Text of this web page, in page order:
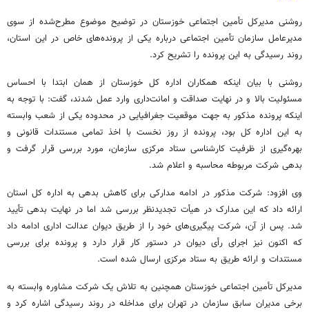
روشنی مدیرکل تأمین اجتماعی خوزستان در توضیح موضوع مطرح‌شده از سوی
مدیرعامل سازمان تأمین اجتماعی درباره یکی از پرونده‌های خاص در این استان،
روند رسیدگی به این پرونده را تشریح کرد.
روشنی با بیان اینکه همکاران اداره کل خوزستان از همان ابتدا با احساس
مسئولیت بالا و در نهایت صداقت و امانت‌داری وارد عمل شدند، گفت: با توجه به
اینکه پرونده مذکور به جهت موقعیت جغرافیایی در محدوده یکی از شعب وابسته
به این اداره کل بود، پرونده از روز نخست با اخذ تمامی مستندات قانونی و
بهره‌گیری از ظرفیت کارشناسی ستاد مرکزی سازمان، مورد بررسی قرار گرفت و
بدهی شرکت مربوطه محاسبه و اعلام شد.
وی افزود: شرکت مذکور در ادامه مدارکی برای کاهش بدهی به اداره کل استان
ارائه داد که این مدارک در هیأت تجدیدنظر بررسی شد اما در نهایت بدهی تأیید
شد. پس از آن، شرکت پیگیری‌های خود را از طریق دیوان عدالت اداری ادامه داد
که اکنون نیز اجرای رأی دیوان در دستور کار قرار دارد و پرونده برای بررسی
مستندات و ارائه طریق به ستاد مرکزی ارسال شده است.
مدیرکل تأمین اجتماعی خوزستان همچنین به تلاش یک شرکت مشاوره وابسته به
برخی مدیران سابق سازمان در تهران برای مداخله در روند رسیدگی اشاره کرد و